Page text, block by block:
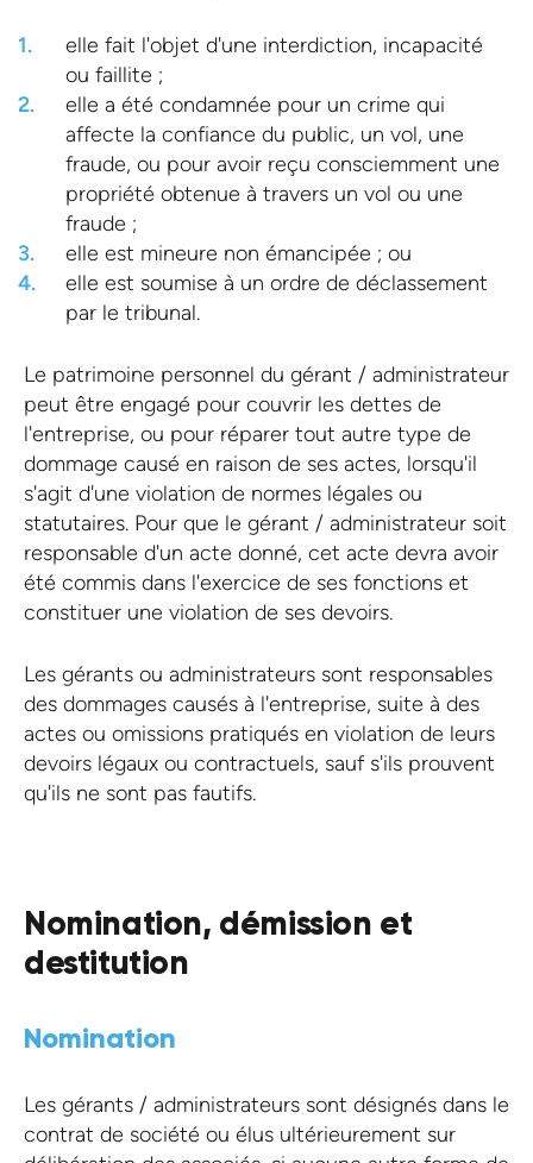
elle fait l'objet d'une interdiction, incapacité
ou faillite ;
elle a été condamnée pour un crime qui
affecte la confiance du public, un vol, une
fraude, ou pour avoir reçu consciemment une
propriété obtenue à travers un vol ou une
fraude ;
elle est mineure non émancipée ; ou
elle est soumise à un ordre de déclassement
par le tribunal.
Le patrimoine personnel du gérant / administrateur
peut être engagé pour couvrir les dettes de
l'entreprise, ou pour réparer tout autre type de
dommage causé en raison de ses actes, lorsqu'il
s'agit d'une violation de normes légales ou
statutaires. Pour que le gérant / administrateur soit
responsable d'un acte donné, cet acte devra avoir
été commis dans l'exercice de ses fonctions et
constituer une violation de ses devoirs.
Les gérants ou administrateurs sont responsables
des dommages causés à l'entreprise, suite à des
actes ou omissions pratiqués en violation de leurs
devoirs légaux ou contractuels, sauf s'ils prouvent
qu'ils ne sont pas fautifs.
Nomination, démission et
destitution
Nomination
Les gérants / administrateurs sont désignés dans le
contrat de société ou élus ultérieurement sur